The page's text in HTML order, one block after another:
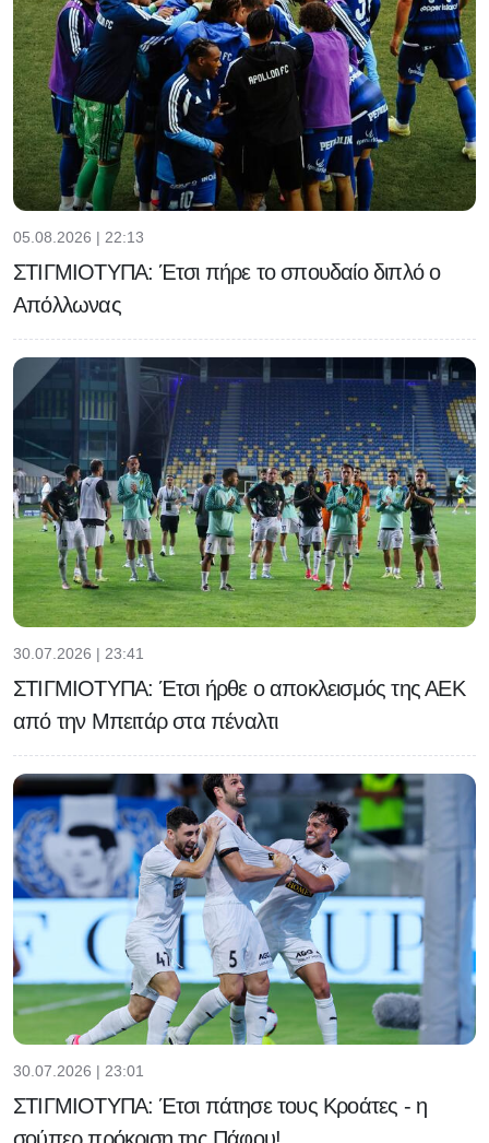
05.08.2026 | 22:13
ΣΤΙΓΜΙΟΤΥΠΑ: Έτσι πήρε το σπουδαίο διπλό ο
Απόλλωνας
30.07.2026 | 23:41
ΣΤΙΓΜΙΟΤΥΠΑ: Έτσι ήρθε ο αποκλεισμός της ΑΕΚ
από την Μπειτάρ στα πέναλτι
30.07.2026 | 23:01
ΣΤΙΓΜΙΟΤΥΠΑ: Έτσι πάτησε τους Κροάτες - η